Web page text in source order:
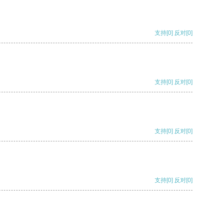
支持[0] 反对[0]
支持[0] 反对[0]
支持[0] 反对[0]
支持[0] 反对[0]